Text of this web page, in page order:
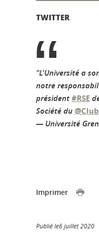
TWITTER
"L'Université a
notre
président#RSE
Société du
— Université
Imprimer
Publié le6 juillet 2020